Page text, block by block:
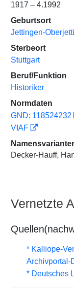
1917 – 4.1992
Geburtsort
Jettingen-
Sterbeort
Stuttgart
Beruf/Funktion
Historiker
Normdaten
GND: 118524232
VIAF
Decker-Hauff,
Vernetzte
* Kalliope-
Archivportal-
* Deutsches